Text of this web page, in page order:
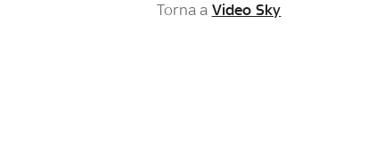
Torna a Video Sky